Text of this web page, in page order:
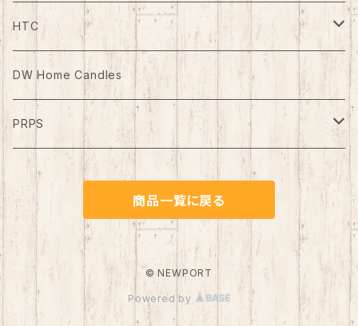
Boots
ケア用品
HTC
Belt（ベルト）
DW Home Candles
PRPS
Denim Pants
商品一覧に戻る
© NEWPORT
Powered by